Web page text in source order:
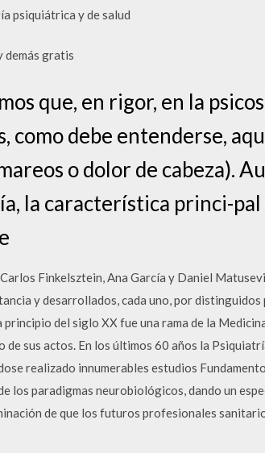
psiquiátrica y de salud
demás gratis
que, en rigor, en la
como debe entenderse,
o dolor de cabeza).
la característica princi-pal
Finkelsztein, Ana García y Daniel
y desarrollados, cada uno, por
del siglo XX fue una rama de la
sus actos. En los últimos 60 años la
realizado innumerables estudios
los paradigmas neurobiológicos, dando un
de que los futuros profesionales